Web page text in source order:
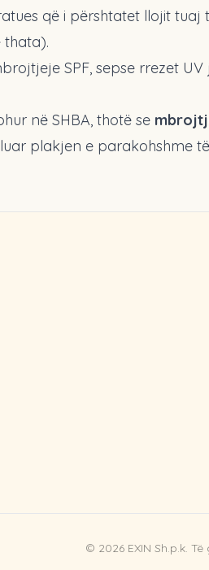
që i përshtatet llojit tuaj
thata).
SPF, sepse rrezet
në SHBA, thotë se
plakjen e parakohshme
© 2026 EXIN Sh.p.k. Të